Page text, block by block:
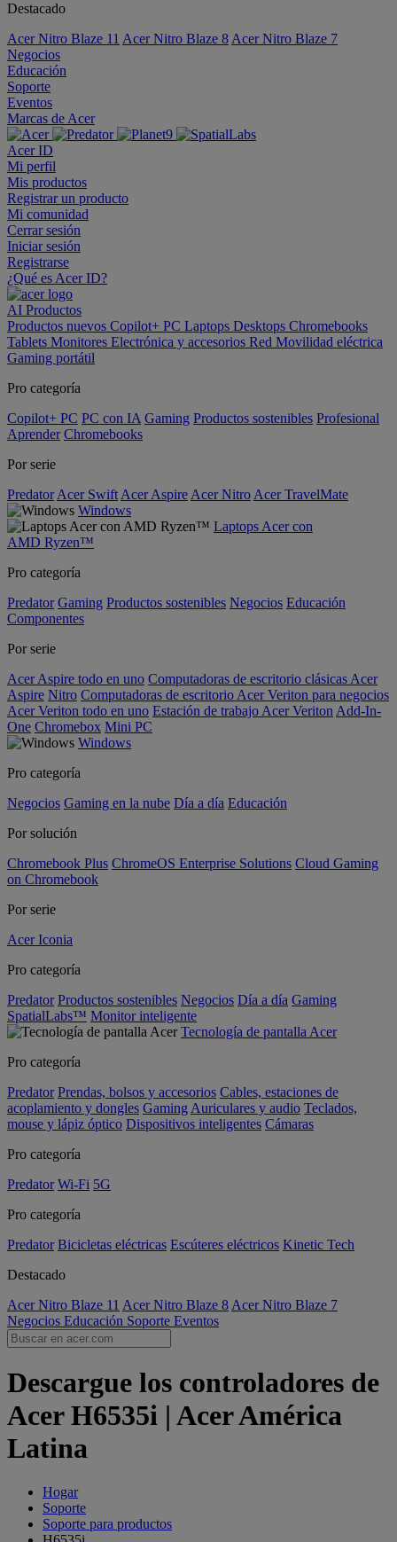
Destacado
Acer Nitro Blaze 11 Acer Nitro Blaze 8 Acer Nitro Blaze 7
Negocios
Educación
Soporte
Eventos
Marcas de Acer
Acer ID
Mi perfil
Mis productos
Registrar un producto
Mi comunidad
Cerrar sesión
Iniciar sesión
Registrarse
¿Qué es Acer ID?
AI Productos
Productos nuevos Copilot+ PC Laptops Desktops Chromebooks
Tablets Monitores Electrónica y accesorios Red Movilidad eléctrica
Gaming portátil
Pro categoría
Copilot+ PC PC con IA Gaming Productos sostenibles Profesional
Aprender Chromebooks
Por serie
Predator Acer Swift Acer Aspire Acer Nitro Acer TravelMate
Windows
Laptops Acer con
AMD Ryzen™
Pro categoría
Predator Gaming Productos sostenibles Negocios Educación
Componentes
Por serie
Acer Aspire todo en uno Computadoras de escritorio clásicas Acer
Aspire Nitro Computadoras de escritorio Acer Veriton para negocios
Acer Veriton todo en uno Estación de trabajo Acer Veriton Add-In-
One Chromebox Mini PC
Windows
Pro categoría
Negocios Gaming en la nube Día a día Educación
Por solución
Chromebook Plus ChromeOS Enterprise Solutions Cloud Gaming
on Chromebook
Por serie
Acer Iconia
Pro categoría
Predator Productos sostenibles Negocios Día a día Gaming
SpatialLabs™ Monitor inteligente
Tecnología de pantalla Acer
Pro categoría
Predator Prendas, bolsos y accesorios Cables, estaciones de
acoplamiento y dongles Gaming Auriculares y audio Teclados,
mouse y lápiz óptico Dispositivos inteligentes Cámaras
Pro categoría
Predator Wi-Fi 5G
Pro categoría
Predator Bicicletas eléctricas Escúteres eléctricos Kinetic Tech
Destacado
Acer Nitro Blaze 11 Acer Nitro Blaze 8 Acer Nitro Blaze 7
Negocios Educación Soporte Eventos
Descargue los controladores de
Acer H6535i | Acer América
Latina
Hogar
Soporte
Soporte para productos